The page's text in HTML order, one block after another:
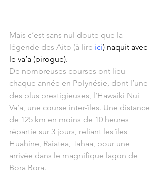
Mais c’est sans nul doute que la
légende des Aito (à lire ici) naquit avec
le va’a (pirogue).
De nombreuses courses ont lieu
chaque année en Polynésie, dont l’une
des plus prestigieuses, l’Hawaiki Nui
Va’a, une course inter-îles. Une distance
de 125 km en moins de 10 heures
répartie sur 3 jours, reliant les îles
Huahine, Raiatea, Tahaa, pour une
arrivée dans le magnifique lagon de
Bora Bora.